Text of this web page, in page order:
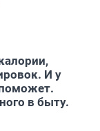
И у
в быту.